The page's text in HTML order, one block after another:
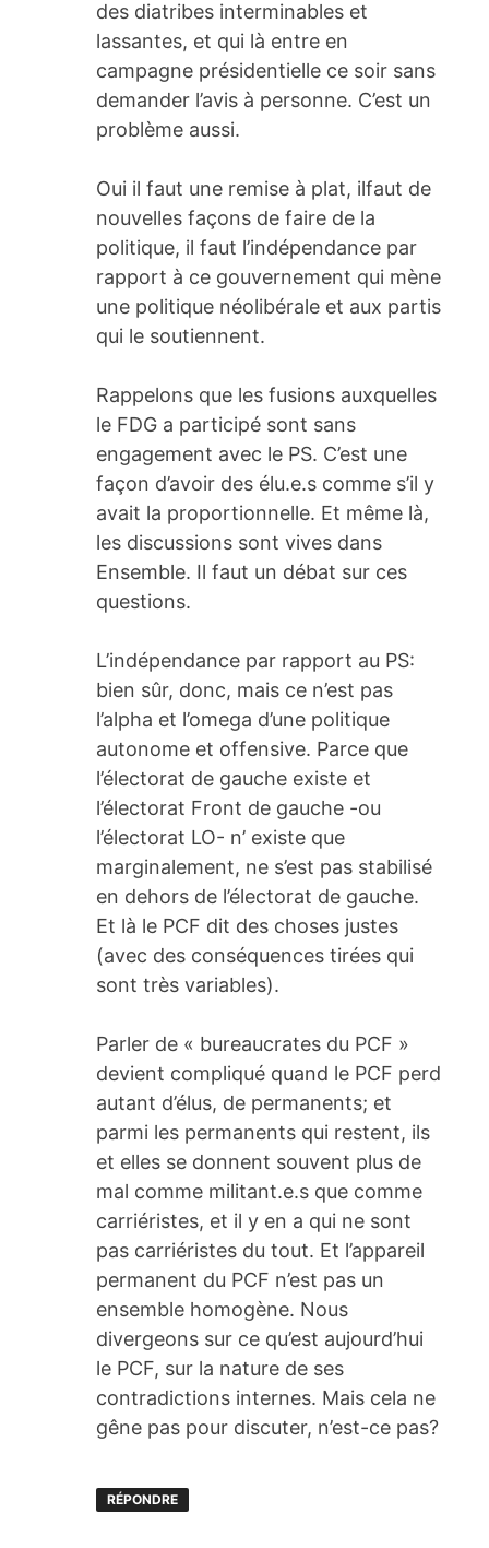
des diatribes interminables et
lassantes, et qui là entre en
campagne présidentielle ce soir sans
demander l’avis à personne. C’est un
problème aussi.
Oui il faut une remise à plat, ilfaut de
nouvelles façons de faire de la
politique, il faut l’indépendance par
rapport à ce gouvernement qui mène
une politique néolibérale et aux partis
qui le soutiennent.
Rappelons que les fusions auxquelles
le FDG a participé sont sans
engagement avec le PS. C’est une
façon d’avoir des élu.e.s comme s’il y
avait la proportionnelle. Et même là,
les discussions sont vives dans
Ensemble. Il faut un débat sur ces
questions.
L’indépendance par rapport au PS:
bien sûr, donc, mais ce n’est pas
l’alpha et l’omega d’une politique
autonome et offensive. Parce que
l’électorat de gauche existe et
l’électorat Front de gauche -ou
l’électorat LO- n’ existe que
marginalement, ne s’est pas stabilisé
en dehors de l’électorat de gauche.
Et là le PCF dit des choses justes
(avec des conséquences tirées qui
sont très variables).
Parler de « bureaucrates du PCF »
devient compliqué quand le PCF perd
autant d’élus, de permanents; et
parmi les permanents qui restent, ils
et elles se donnent souvent plus de
mal comme militant.e.s que comme
carriéristes, et il y en a qui ne sont
pas carriéristes du tout. Et l’appareil
permanent du PCF n’est pas un
ensemble homogène. Nous
divergeons sur ce qu’est aujourd’hui
le PCF, sur la nature de ses
contradictions internes. Mais cela ne
gêne pas pour discuter, n’est-ce pas?
RÉPONDRE